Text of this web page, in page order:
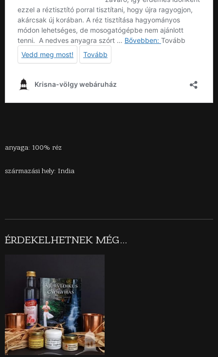
anyaga: 100% réz
származási hely: India
ÉRDEKELHETNEK MÉG…